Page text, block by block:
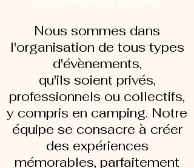
Nous sommes dans
l'organisation de tous types
d'évènements,
qu'ils soient privés,
professionnels ou collectifs,
y compris en camping. Notre
équipe se consacre à créer
des expériences
mémorables, parfaitement